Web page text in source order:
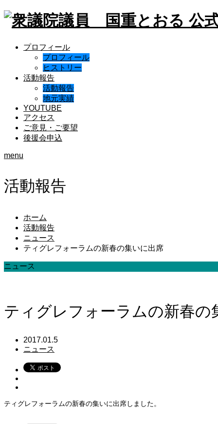
プロフィール
プロフィール
ヒストリー
活動報告
活動報告
地元実績
YOUTUBE
アクセス
ご意見・ご要望
後援会申込
menu
活動報告
ホーム
活動報告
ニュース
ティグレフォーラムの新春の集いに出席
ニュース
ティグレフォーラムの新春の
2017.01.5
ニュース
ティグレフォーラムの新春の集いに出席しました。